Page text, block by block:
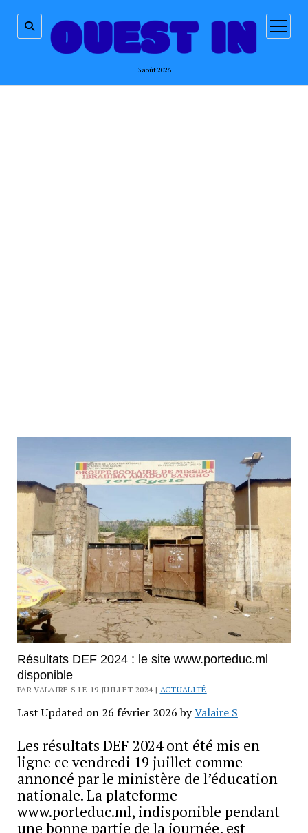
3 août 2026
ouvrir
menu
Résultats DEF 2024 : le site www.porteduc.ml
disponible
PAR VALAIRE S LE 19 JUILLET 2024 | ACTUALITÉ
Last Updated on 26 février 2026 byValaire S
Les résultats DEF 2024 ont été mis en
ligne ce vendredi 19 juillet comme
annoncé par le ministère de l’éducation
nationale. La plateforme
www.porteduc.ml, indisponible pendant
une bonne partie de la journée, est